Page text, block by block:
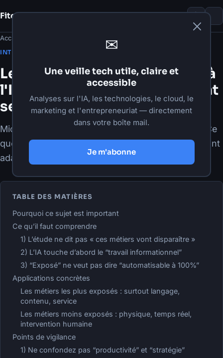
Fito DamourNotes
Accueil
INTELLIGENCE ARTIFICIELLE
Les métiers les plus exposés à
l'IA selon Microsoft : comment
se préparer sans paniquer
Microsoft classe 40 métiers très exposés à l'IA. Ce
que cela veut dire (et ne veut pas dire) et comment
adapter vos rôles et processus.
TABLE DES MATIÈRES
Pourquoi ce sujet est important
Ce qu’il faut comprendre
1) L’étude ne dit pas « ces métiers vont disparaître »
2) L’IA touche d’abord le “travail informationnel”
3) “Exposé” ne veut pas dire “automatisable à 100%”
Applications concrètes
Les métiers les plus exposés : surtout langage,
contenu, service
Les métiers moins exposés : physique, temps réel,
intervention humaine
Points de vigilance
1) Ne confondez pas “productivité” et “stratégie”
✉
Une veille tech utile, claire et
accessible
Analyses sur l'IA, les technologies, le cloud, le
marketing et l'entrepreneuriat — directement
dans votre boîte mail.
Je m'abonne